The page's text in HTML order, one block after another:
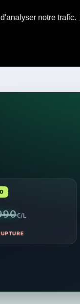
notre trafic.
€/L